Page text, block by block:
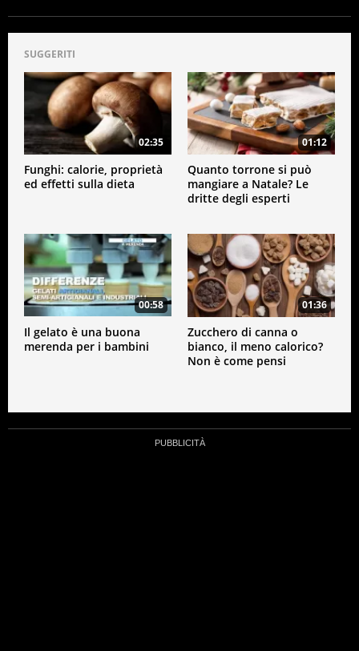
SUGGERITI
02:35
Funghi: calorie, proprietà
ed effetti sulla dieta
01:12
Quanto torrone si può
mangiare a Natale? Le
dritte degli esperti
00:58
Il gelato è una buona
merenda per i bambini
01:36
Zucchero di canna o
bianco, il meno calorico?
Non è come pensi